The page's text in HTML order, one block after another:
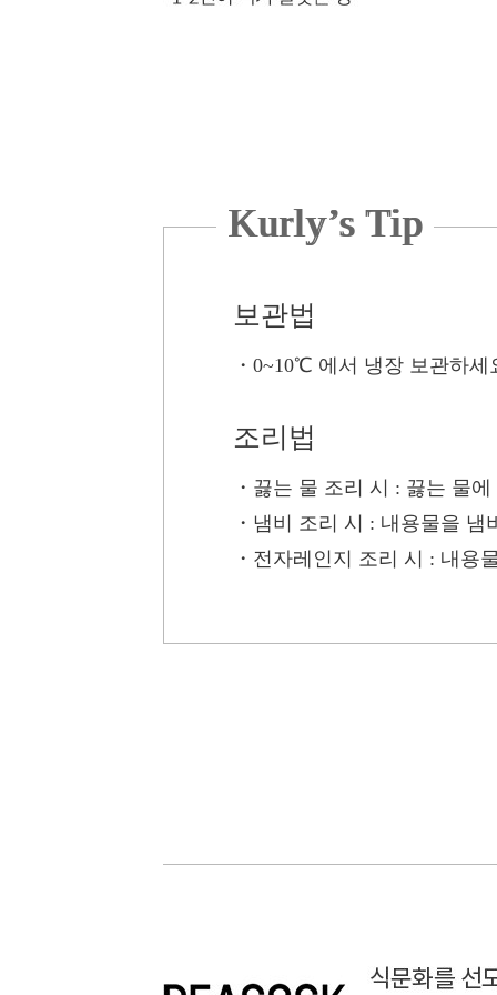
Kurly’s Tip
보관법
・ 0~10℃ 에서 냉장 보관하세
조리법
・끓는 물 조리 시 : 끓는 물
・냄비 조리 시
: 내용물을 냄
・전자레인지 조리 시
: 내용